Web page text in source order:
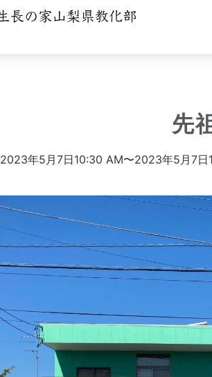
先
2023年5月7日10:30 AM〜2023年5月7日